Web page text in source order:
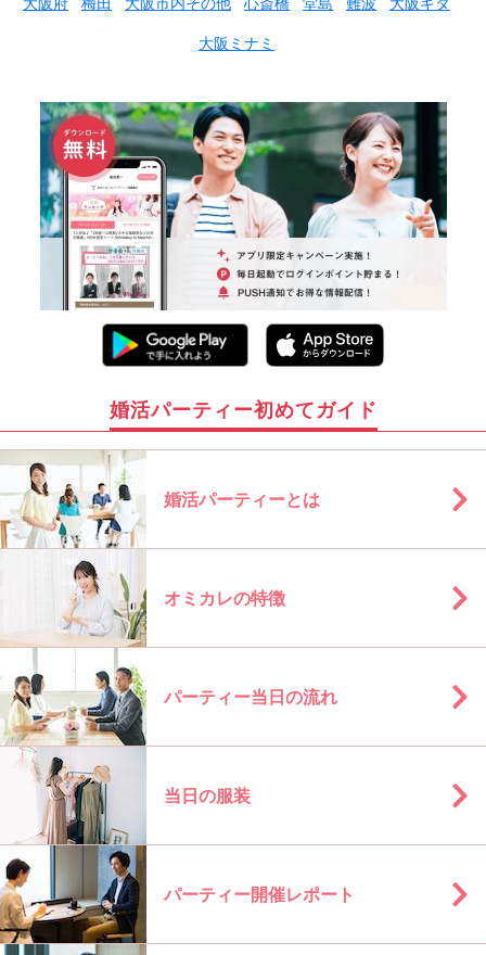
大阪ミナミ
婚活パーティー初めてガイド
婚活パーティーとは
オミカレの特徴
パーティー当日の流れ
当日の服装
パーティー開催レポート